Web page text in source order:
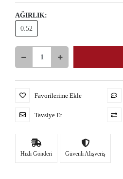
AĞIRLIK:
0.52
Favorilerime Ekle
Tavsiye Et
Hızlı Gönderi Güvenli Alışveriş